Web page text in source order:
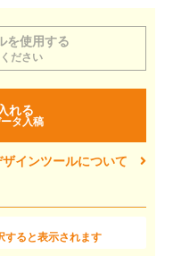
を使用する
ださい
れる
タ入稿
ザインツールについて
ると表示されます